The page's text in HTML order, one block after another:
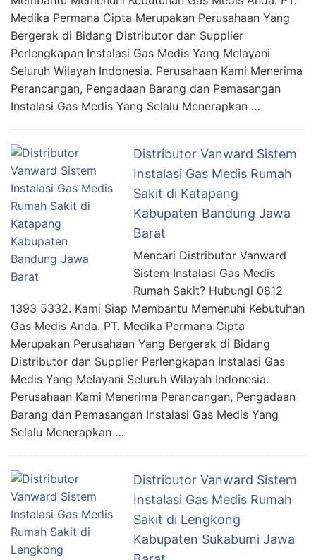
Medika Permana Cipta Merupakan Perusahaan Yang
Bergerak di Bidang Distributor dan Supplier
Perlengkapan Instalasi Gas Medis Yang Melayani
Seluruh Wilayah Indonesia. Perusahaan Kami Menerima
Perancangan, Pengadaan Barang dan Pemasangan
Instalasi Gas Medis Yang Selalu Menerapkan …
Distributor Vanward Sistem
Instalasi Gas Medis Rumah
Sakit di Katapang
Kabupaten Bandung Jawa
Barat
Mencari Distributor Vanward
Sistem Instalasi Gas Medis
Rumah Sakit? Hubungi 0812
1393 5332. Kami Siap Membantu Memenuhi Kebutuhan
Gas Medis Anda. PT. Medika Permana Cipta
Merupakan Perusahaan Yang Bergerak di Bidang
Distributor dan Supplier Perlengkapan Instalasi Gas
Medis Yang Melayani Seluruh Wilayah Indonesia.
Perusahaan Kami Menerima Perancangan, Pengadaan
Barang dan Pemasangan Instalasi Gas Medis Yang
Selalu Menerapkan …
Distributor Vanward Sistem
Instalasi Gas Medis Rumah
Sakit di Lengkong
Kabupaten Sukabumi Jawa